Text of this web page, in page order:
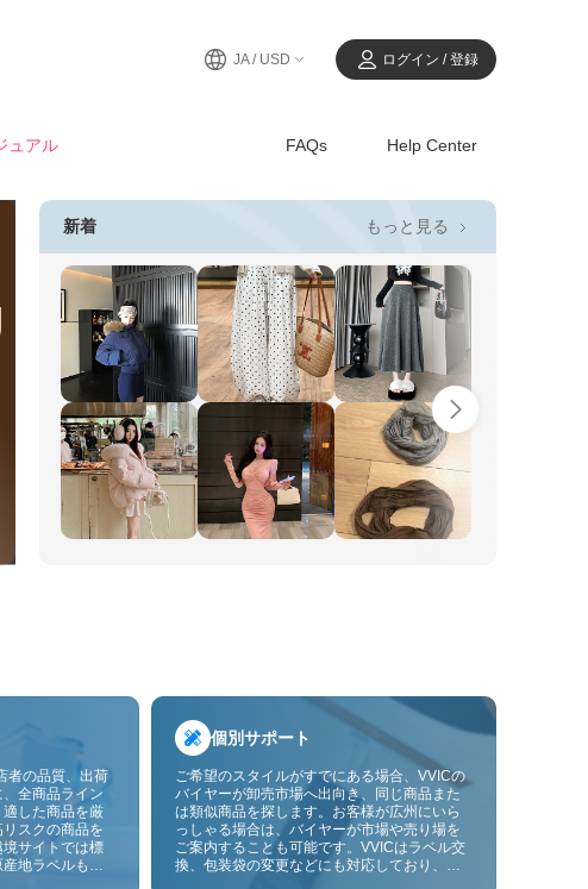
JA / USD ログイン / 登録
ュアル FAQs Help Center
新着 もっと見る 
者の品質、出荷
全商品ライン
した商品を厳
スクの商品を
サイトでは標
地ラベルも貼
個別サポート
ご希望のスタイルがすでにある場合、VVICの
バイヤーが卸売市場へ出向き、同じ商品また
は類似商品を探します。お客様が広州にいら
っしゃる場合は、バイヤーが市場や売り場を
ご案内することも可能です。VVICはラベル交
換、包装袋の変更などにも対応しており、今